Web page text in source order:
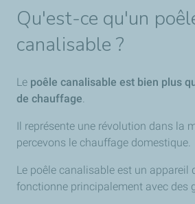
Qu'est-ce qu'un
canalisable ?
Le poêle canalisable est bien plus
de chauffage.
Il représente une révolution dans la
percevons le chauffage domestique.
Le poêle canalisable est un appareil
fonctionne principalement avec des